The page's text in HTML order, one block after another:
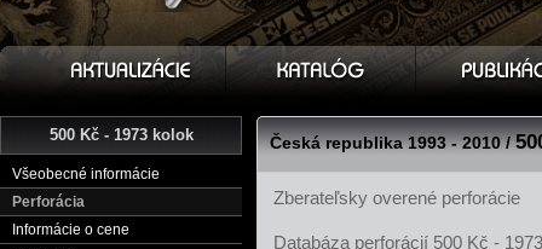
500 Kč - 1973 kolok
Všeobecné informácie
Perforácia
Informácie o cene
Česká republika 1993 - 2010 /
Zberateľsky overené perforácie
Databáza perforácií 500 Kč -